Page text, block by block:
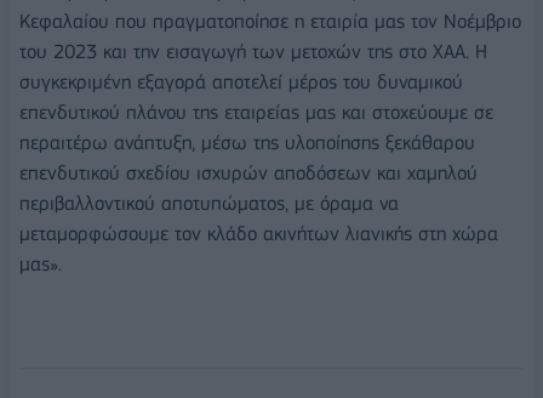
Κεφαλαίου που πραγματοποίησε η εταιρία μας τον Νοέμβριο
του 2023 και την εισαγωγή των μετοχών της στο ΧΑΑ. Η
συγκεκριμένη εξαγορά αποτελεί μέρος του δυναμικού
επενδυτικού πλάνου της εταιρείας μας και στοχεύουμε σε
περαιτέρω ανάπτυξη, μέσω της υλοποίησης ξεκάθαρου
επενδυτικού σχεδίου ισχυρών αποδόσεων και χαμηλού
περιβαλλοντικού αποτυπώματος, με όραμα να
μεταμορφώσουμε τον κλάδο ακινήτων λιανικής στη χώρα
μας».